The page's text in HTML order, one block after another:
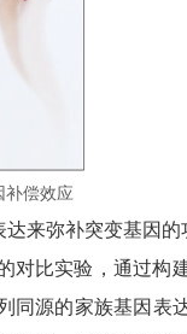
补偿效应
来弥补突变基因的
对比实验，通过构
同源的家族基因表